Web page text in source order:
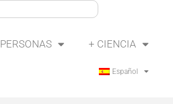
PERSONAS + CIENCIA
Español